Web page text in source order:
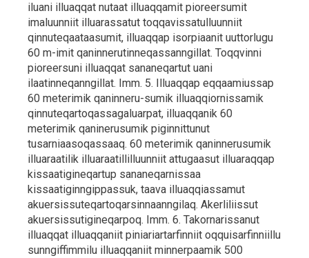
iluani illuaqqat nutaat illuaqqamit pioreersumit
imaluunniit illuarassatut toqqavissatulluunniit
qinnuteqaataasumit, illuaqqap isorpiaanit uuttorlugu
60 m-imit qaninnerutinneqassanngillat. Toqqvinni
pioreersuni illuaqqat sananeqartut uani
ilaatinneqanngillat. Imm. 5. Illuaqqap eqqaamiussap
60 meterimik qaninneru-sumik illuaqqiornissamik
qinnuteqartoqassagaluarpat, illuaqqanik 60
meterimik qaninerusumik piginnittunut
tusarniaasoqassaaq. 60 meterimik qaninnerusumik
illuaraatilik illuaraatillilluunniit attugaasut illuaraqqap
kissaatigineqartup sananeqarnissaa
kissaatiginngippassuk, taava illuaqqiassamut
akuersissuteqartoqarsinnaanngilaq. Akerliliissut
akuersissutigineqarpoq. Imm. 6. Takornarissanut
illuaqqat illuaqqaniit piniariartarfinniit oqquisarfinniillu
sunngiffimmilu illuaqqaniit minnerpaamik 500